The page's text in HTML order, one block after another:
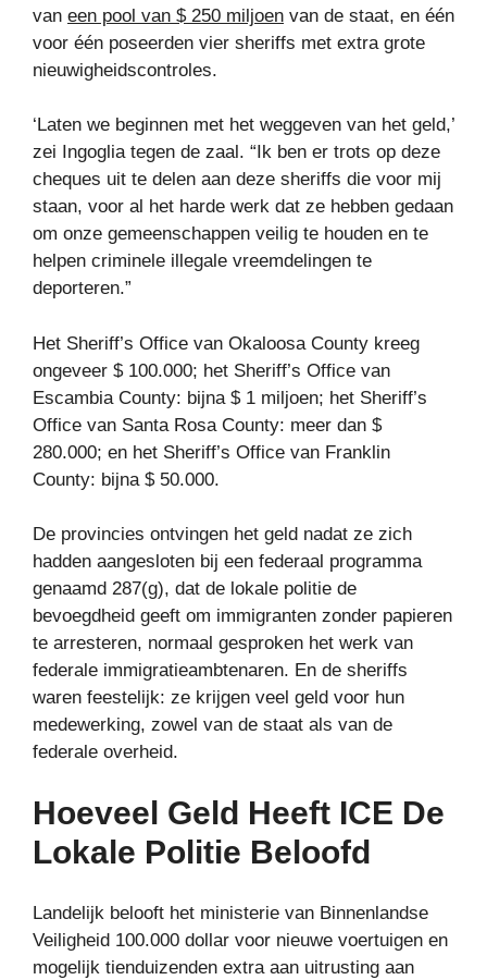
van een pool van $ 250 miljoen van de staat, en één
voor één poseerden vier sheriffs met extra grote
nieuwigheidscontroles.
‘Laten we beginnen met het weggeven van het geld,’
zei Ingoglia tegen de zaal. “Ik ben er trots op deze
cheques uit te delen aan deze sheriffs die voor mij
staan, voor al het harde werk dat ze hebben gedaan
om onze gemeenschappen veilig te houden en te
helpen criminele illegale vreemdelingen te
deporteren.”
Het Sheriff’s Office van Okaloosa County kreeg
ongeveer $ 100.000; het Sheriff’s Office van
Escambia County: bijna $ 1 miljoen; het Sheriff’s
Office van Santa Rosa County: meer dan $
280.000; en het Sheriff’s Office van Franklin
County: bijna $ 50.000.
De provincies ontvingen het geld nadat ze zich
hadden aangesloten bij een federaal programma
genaamd 287(g), dat de lokale politie de
bevoegdheid geeft om immigranten zonder papieren
te arresteren, normaal gesproken het werk van
federale immigratieambtenaren. En de sheriffs
waren feestelijk: ze krijgen veel geld voor hun
medewerking, zowel van de staat als van de
federale overheid.
Hoeveel Geld Heeft ICE De
Lokale Politie Beloofd
Landelijk belooft het ministerie van Binnenlandse
Veiligheid 100.000 dollar voor nieuwe voertuigen en
mogelijk tienduizenden extra aan uitrusting aan